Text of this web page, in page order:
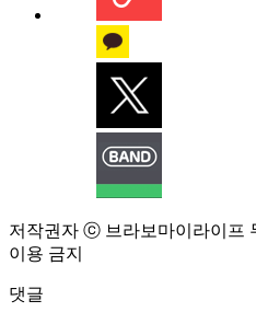
저작권자 ⓒ 브라보마이라이프
이용 금지
댓글